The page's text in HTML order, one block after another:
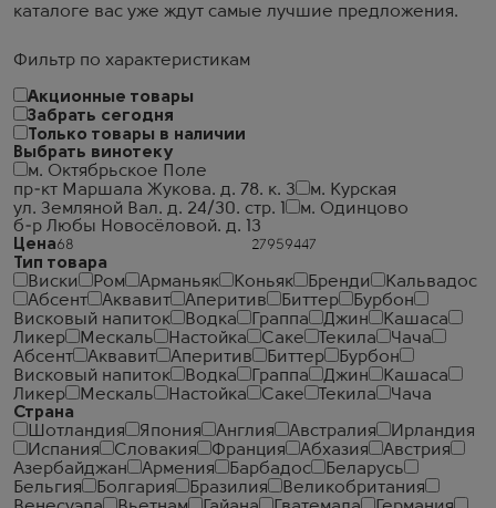
Фильтр по характеристикам
Акционные товары
Забрать сегодня
Только товары в наличии
Выбрать винотеку
м. Октябрьское Поле
пр-кт Маршала Жукова. д. 78. к. 3
м. Курская
ул. Земляной Вал. д. 24/30. стр. 1
м. Одинцово
б-р Любы Новосёловой. д. 13
Цена
Тип товара
Виски
Ром Арманьяк Коньяк Бренди
Кальвадос
Абсент
Аквавит Аперитив Биттер
Бурбон
Висковый напиток
Водка Граппа Джин
Кашаса
Ликер
Мескаль Настойка Саке Текила
Чача
Абсент
Аквавит Аперитив Биттер
Бурбон
Висковый напиток
Водка Граппа Джин
Кашаса
Ликер
Мескаль Настойка Саке Текила
Чача
Страна
Шотландия
Япония Англия Австралия
Ирландия
Испания
Словакия Франция Абхазия
Австрия
Азербайджан
Армения Барбадос
Беларусь
Бельгия
Болгария Бразилия
Великобритания
каталоге вас уже ждут самые лучшие предложения.